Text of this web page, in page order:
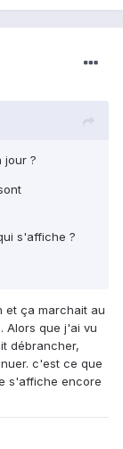
jour ?
s'affiche ?
et ça marchait au
Alors que j'ai vu
débrancher,
c'est ce que
s'affiche encore